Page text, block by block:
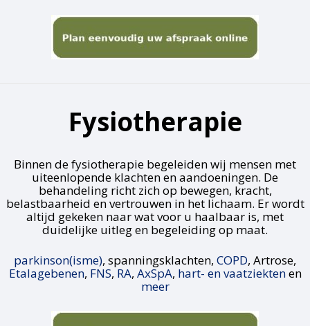
Fysiotherapie
Binnen de fysiotherapie begeleiden wij mensen met
uiteenlopende klachten en aandoeningen. De
behandeling richt zich op bewegen, kracht,
belastbaarheid en vertrouwen in het lichaam. Er wordt
altijd gekeken naar wat voor u haalbaar is, met
duidelijke uitleg en begeleiding op maat.
parkinson(isme), spanningsklachten, COPD, Artrose,
Etalagebenen, FNS, RA, AxSpA, hart- en vaatziektenen
meer